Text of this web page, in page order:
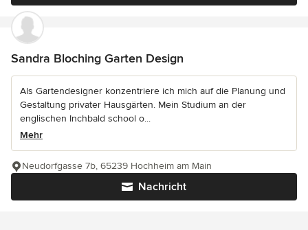
Sandra Bloching Garten Design
Als Gartendesigner konzentriere ich mich auf die Planung und
Gestaltung privater Hausgärten. Mein Studium an der
englischen Inchbald school o...
Mehr
Nachricht
Neudorfgasse 7b, 65239 Hochheim am Main